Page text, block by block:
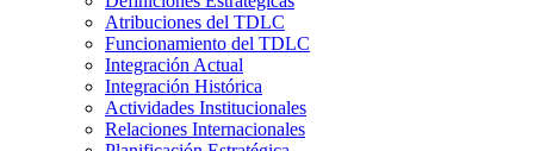
Atribuciones del TDLC
Funcionamiento del TDLC
Integración Actual
Integración Histórica
Actividades Institucionales
Relaciones Internacionales